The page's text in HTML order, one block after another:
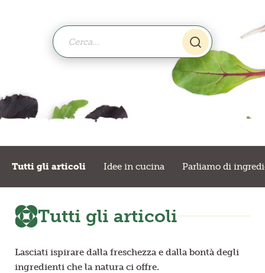
La Tracciabilità
Piatti pronti vegetali
Frutta in pezzi
Tutti gli articoli Idee in cucina Parliamo di
Tutti gli articoli
Lasciati ispirare dalla freschezza e dalla bontà degli
ingredienti che la natura ci offre.